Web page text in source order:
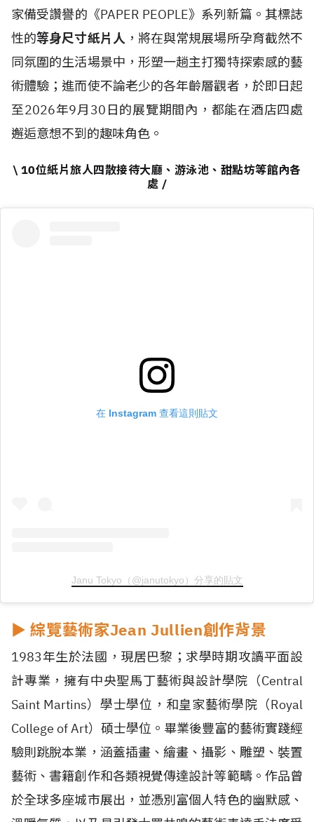
家備受讚譽的《PAPER PEOPLE》系列新篇。其標誌
性的等身尺寸紙片人，將在與常規展場所孕育截然不
同氛圍的生活場景中，形塑一趟主打獨特探索感的藝
術體驗；進而使不論老少的各年齡層觀者，於即日起
至2026年9月30日的展覽期間內，都能在酒店四處
邂逅意想不到的趣味角色。
\ 10位紙片旅人四散接待大廳、游泳池、甜點坊等館內各
處 /
在 Instagram 查看這則貼文
Janu Tokyo（@janutokyo）分享的貼文
► 綜覽藝術家Jean Jullien創作背景
1983年生於法國，現居巴黎；求學時期攻讀平面設
計專業，擁有中央聖馬丁藝術與設計學院（Central
Saint Martins）學士學位，和皇家藝術學院（Royal
College of Art）碩士學位。畢業後豐富的藝術實踐經
驗則跳脫本業，涵蓋插畫、繪畫、攝影、雕塑、裝置
藝術、書籍創作和各類視覺傳達設計等範疇。作品曾
於全球多座城市展出，並憑別富個人特色的幽默感、